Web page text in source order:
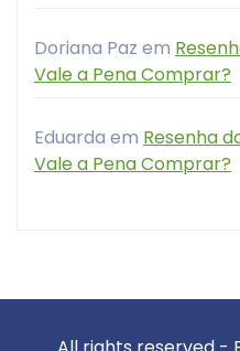
Doriana Paz em
Vale a Pena Comprar?
Eduarda em Resenha
Vale a Pena Comprar?